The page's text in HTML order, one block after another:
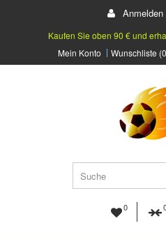
Anmelden
Kaufen Sie oben 90 € und
Mein Konto
Wunschliste
0